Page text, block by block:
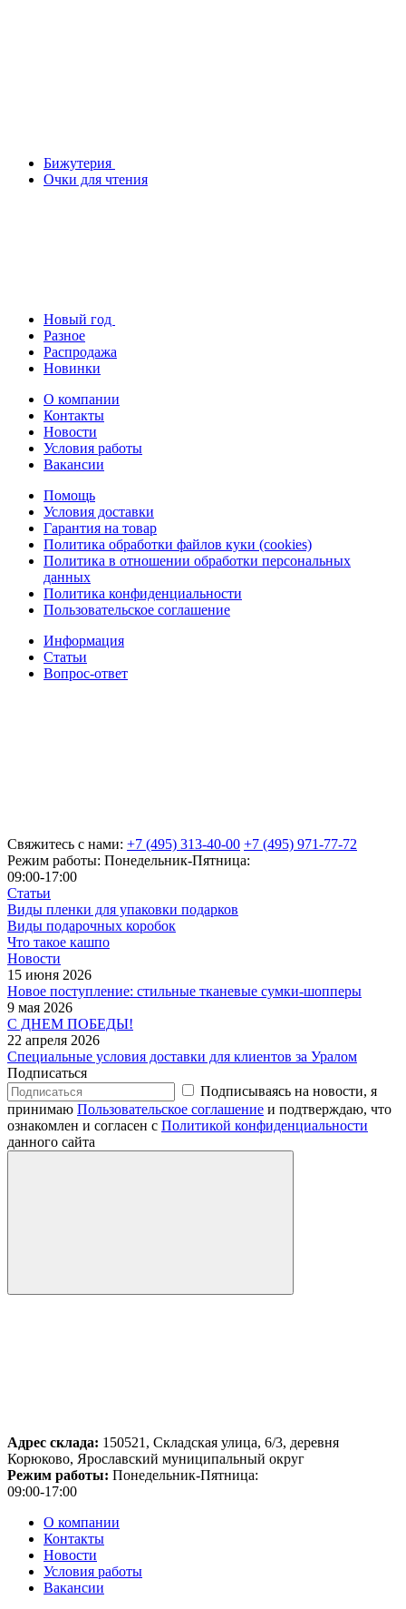
Бижутерия
Очки для чтения
Новый год
Разное
Распродажа
Новинки
О компании
Контакты
Новости
Условия работы
Вакансии
Помощь
Условия доставки
Гарантия на товар
Политика обработки файлов куки (cookies)
Политика в отношении обработки персональных
данных
Политика конфиденциальности
Пользовательское соглашение
Информация
Статьи
Вопрос-ответ
Свяжитесь с нами: +7 (495) 313-40-00 +7 (495) 971-77-72
Режим работы: Понедельник-Пятница:
09:00-17:00
Статьи
Виды пленки для упаковки подарков
Виды подарочных коробок
Что такое кашпо
Новости
15 июня 2026
Новое поступление: стильные тканевые сумки-шопперы
9 мая 2026
С ДНЕМ ПОБЕДЫ!
22 апреля 2026
Специальные условия доставки для клиентов за Уралом
Подписаться
Подписываясь на новости, я
принимаю Пользовательское соглашение и подтверждаю, что
ознакомлен и согласен с Политикой конфиденциальности
данного сайта
Адрес склада: 150521, Складская улица, 6/3, деревня
Корюково, Ярославский муниципальный округ
Режим работы: Понедельник-Пятница:
09:00-17:00
О компании
Контакты
Новости
Условия работы
Вакансии